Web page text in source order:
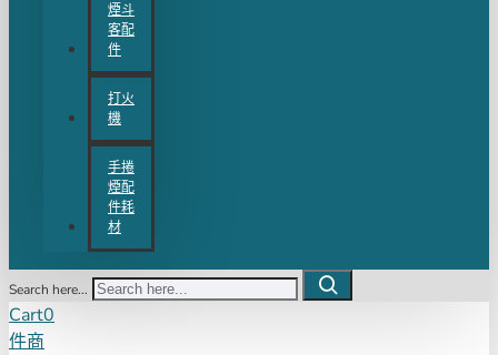
煙斗
客配
件
打火
機
手捲
煙配
件耗
材
Search here...
Cart0
件商